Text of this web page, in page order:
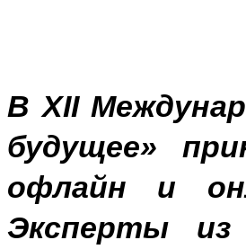
В XII
будущее»
офлайн и
Эксперты из